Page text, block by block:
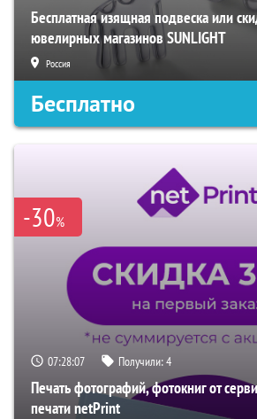
Бесплатная изящная подвеска или
ювелирных магазинов SUNLIGHT
Россия
Бесплатно
-30%
07:28:06 Получили:4
Печать фотографий, фотокниг от
печати netPrint